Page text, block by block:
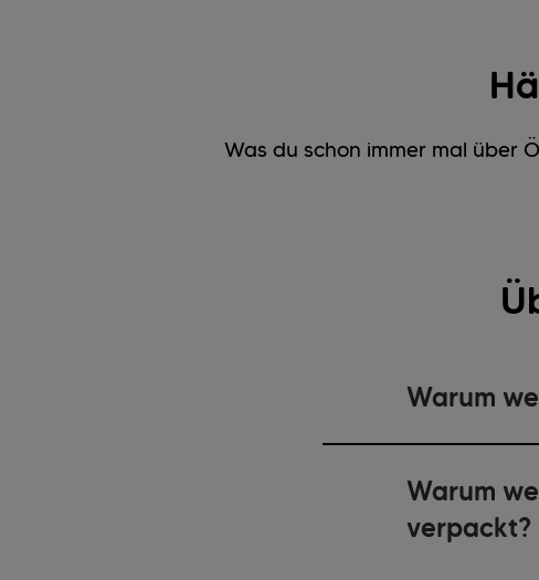
Was du schon immer mal über
Warum
Warum
verpackt?